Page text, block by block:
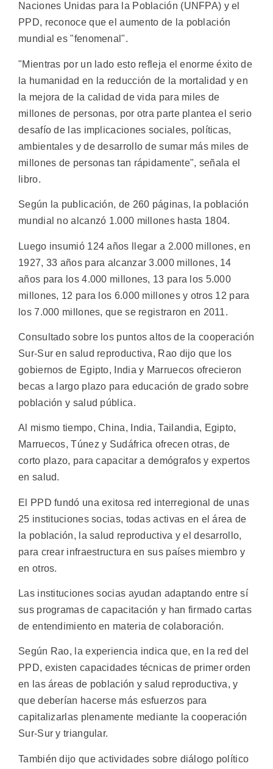
Naciones Unidas para la Población (UNFPA) y el
PPD, reconoce que el aumento de la población
mundial es "fenomenal".
"Mientras por un lado esto refleja el enorme éxito de
la humanidad en la reducción de la mortalidad y en
la mejora de la calidad de vida para miles de
millones de personas, por otra parte plantea el serio
desafío de las implicaciones sociales, políticas,
ambientales y de desarrollo de sumar más miles de
millones de personas tan rápidamente", señala el
libro.
Según la publicación, de 260 páginas, la población
mundial no alcanzó 1.000 millones hasta 1804.
Luego insumió 124 años llegar a 2.000 millones, en
1927, 33 años para alcanzar 3.000 millones, 14
años para los 4.000 millones, 13 para los 5.000
millones, 12 para los 6.000 millones y otros 12 para
los 7.000 millones, que se registraron en 2011.
Consultado sobre los puntos altos de la cooperación
Sur-Sur en salud reproductiva, Rao dijo que los
gobiernos de Egipto, India y Marruecos ofrecieron
becas a largo plazo para educación de grado sobre
población y salud pública.
Al mismo tiempo, China, India, Tailandia, Egipto,
Marruecos, Túnez y Sudáfrica ofrecen otras, de
corto plazo, para capacitar a demógrafos y expertos
en salud.
El PPD fundó una exitosa red interregional de unas
25 instituciones socias, todas activas en el área de
la población, la salud reproductiva y el desarrollo,
para crear infraestructura en sus países miembro y
en otros.
Las instituciones socias ayudan adaptando entre sí
sus programas de capacitación y han firmado cartas
de entendimiento en materia de colaboración.
Según Rao, la experiencia indica que, en la red del
PPD, existen capacidades técnicas de primer orden
en las áreas de población y salud reproductiva, y
que deberían hacerse más esfuerzos para
capitalizarlas plenamente mediante la cooperación
Sur-Sur y triangular.
También dijo que actividades sobre diálogo político